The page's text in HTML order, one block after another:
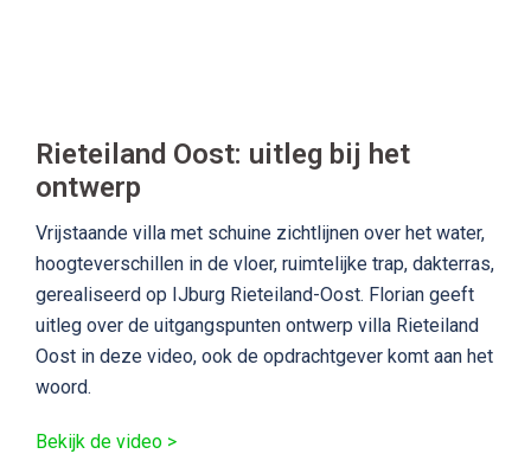
Rieteiland Oost: uitleg bij het
ontwerp
Vrijstaande villa met schuine zichtlijnen over het water,
hoogteverschillen in de vloer, ruimtelijke trap, dakterras,
gerealiseerd op IJburg Rieteiland-Oost. Florian geeft
uitleg over de uitgangspunten ontwerp villa Rieteiland
Oost in deze video, ook de opdrachtgever komt aan het
woord.
Bekijk de video >